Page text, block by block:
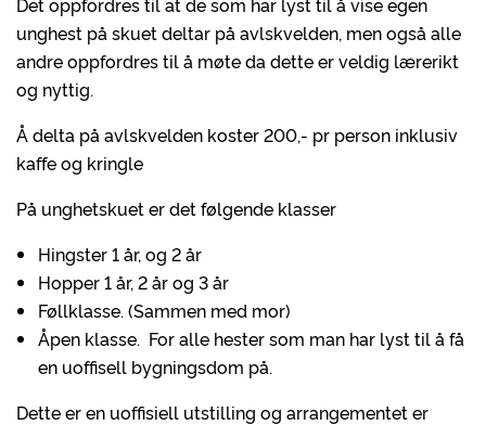
unghest på skuet deltar på avlskvelden, men også alle
andre oppfordres til å møte da dette er veldig lærerikt
og nyttig.
Å delta på avlskvelden koster 200,- pr person inklusiv
kaffe og kringle
På unghetskuet er det følgende klasser
Hingster 1 år, og 2 år
Hopper 1 år, 2 år og 3 år
Føllklasse. (Sammen med mor)
Åpen klasse. For alle hester som man har lyst til å få
en uoffisell bygningsdom på.
Dette er en uoffisiell utstilling og arrangementet er